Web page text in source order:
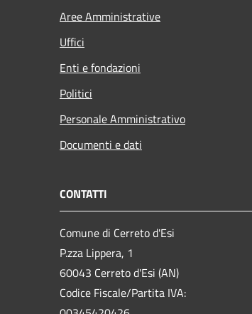
Aree Amministrative
Uffici
Enti e fondazioni
Politici
Personale Amministrativo
Documenti e dati
CONTATTI
Comune di Cerreto d'Esi
P.zza Lippera, 1
60043 Cerreto d'Esi (AN)
Codice Fiscale/Partita IVA: